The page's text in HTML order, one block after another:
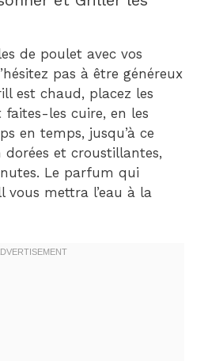
de poulet avec vos
pas à être généreux
est chaud, placez les
les cuire, en les
en temps, jusqu’à ce
dorées et croustillantes,
Le parfum qui
vous mettra l’eau à la